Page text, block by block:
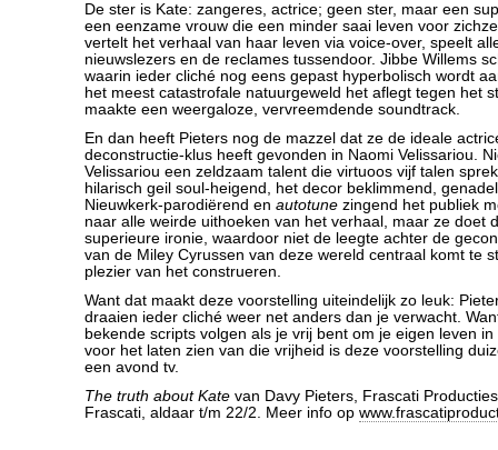
De ster is Kate: zangeres, actrice; geen ster, maar een
een eenzame vrouw die een minder saai leven voor
vertelt het verhaal van haar leven via voice-over, speelt
nieuwslezers en de reclames tussendoor. Jibbe Willems
waarin ieder cliché nog eens gepast hyperbolisch wordt
het meest catastrofale natuurgeweld het aflegt tegen het
maakte een weergaloze, vervreemdende soundtrack.
En dan heeft Pieters nog de mazzel dat ze de ideale
deconstructie-klus heeft gevonden in Naomi Velissariou.
Velissariou een zeldzaam talent die virtuoos vijf talen
hilarisch geil soul-heigend, het decor beklimmend,
Nieuwkerk-parodiërend en autotune zingend het publiek
naar alle weirde uithoeken van het verhaal, maar ze doet
superieure ironie, waardoor niet de leegte achter de
van de Miley Cyrussen van deze wereld centraal komt te
plezier van het construeren.
Want dat maakt deze voorstelling uiteindelijk zo leuk:
draaien ieder cliché weer net anders dan je verwacht.
bekende scripts volgen als je vrij bent om je eigen leven
voor het laten zien van die vrijheid is deze voorstelling
een avond tv.
The truth about Kate van Davy Pieters, Frascati
Frascati, aldaar t/m 22/2. Meer info op